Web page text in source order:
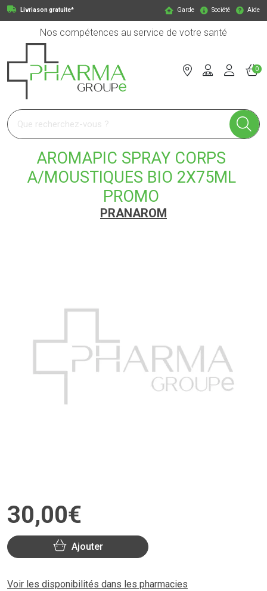
Livriason gratuite* Garde Société Aide
Nos compétences au service de votre santé
Pharmagroupe Votre pharmacie en ligne à votre service
0
AROMAPIC SPRAY CORPS
A/MOUSTIQUES BIO 2X75ML
PROMO
PRANAROM
30,00€
Ajouter
Voir les disponibilités dans les pharmacies